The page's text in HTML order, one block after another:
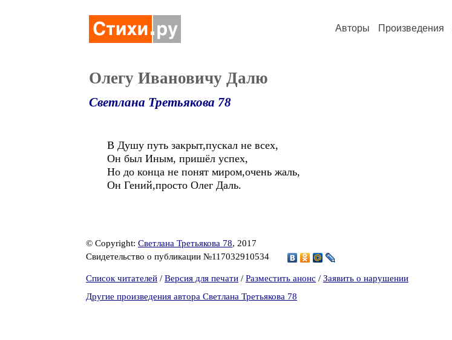
Авторы Произведения
Олегу Ивановичу Далю
Светлана Третьякова 78
В Душу путь закрыт,пускал не всех,
Он был Иным, пришёл успех,
Но до конца не понят миром,очень жаль,
Он Гений,просто Олег Даль.
© Copyright: Светлана Третьякова 78, 2017
Свидетельство о публикации №117032910534
Список читателей / Версия для печати / Разместить анонс / Заявить о нарушении
Другие произведения автора Светлана Третьякова 78